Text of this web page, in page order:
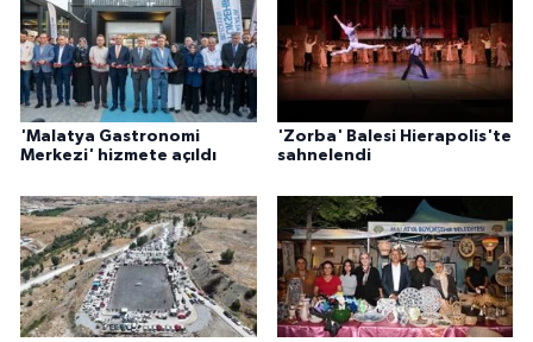
'Malatya Gastronomi
Merkezi' hizmete açıldı
'Zorba' Balesi Hierapolis'te
sahnelendi